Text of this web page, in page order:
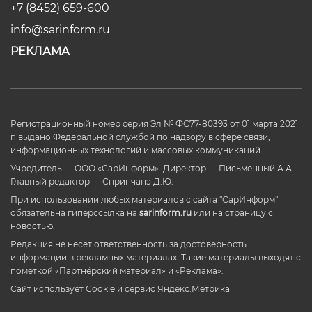
+7 (8452) 659-600
info@sarinform.ru
РЕКЛАМА
Регистрационный номер серия Эл № ФС77-80393 от 01 марта 2021
г. выдано Федеральной службой по надзору в сфере связи,
информационных технологий и массовых коммуникаций.
Учредитель — ООО «СарИнформ». Директор — Письменный А.А.
Главный редактор — Спринчанэ Д.Ю.
При использовании любых материалов с сайта "СарИнформ"
обязательна гиперссылка на sarinform.ru или на страницу с
новостью.
Редакция не несет ответственность за достоверность
информации в рекламных материалах. Такие материалы выходят с
пометкой «Партнёрский материал» и «Реклама».
Сайт использует Cookie и сервиc Яндекс.Метрика